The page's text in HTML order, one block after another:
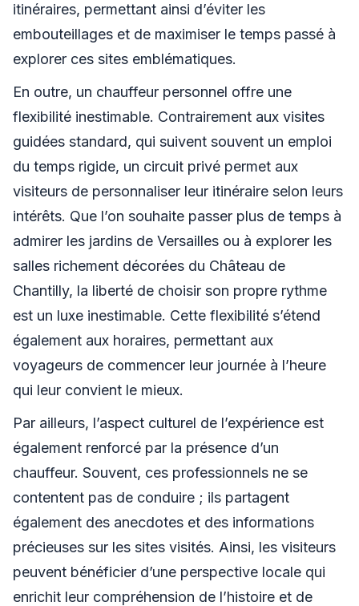
itinéraires, permettant ainsi d’éviter les
embouteillages et de maximiser le temps passé à
explorer ces sites emblématiques.
En outre, un chauffeur personnel offre une
flexibilité inestimable. Contrairement aux visites
guidées standard, qui suivent souvent un emploi
du temps rigide, un circuit privé permet aux
visiteurs de personnaliser leur itinéraire selon leurs
intérêts. Que l’on souhaite passer plus de temps à
admirer les jardins de Versailles ou à explorer les
salles richement décorées du Château de
Chantilly, la liberté de choisir son propre rythme
est un luxe inestimable. Cette flexibilité s’étend
également aux horaires, permettant aux
voyageurs de commencer leur journée à l’heure
qui leur convient le mieux.
Par ailleurs, l’aspect culturel de l’expérience est
également renforcé par la présence d’un
chauffeur. Souvent, ces professionnels ne se
contentent pas de conduire ; ils partagent
également des anecdotes et des informations
précieuses sur les sites visités. Ainsi, les visiteurs
peuvent bénéficier d’une perspective locale qui
enrichit leur compréhension de l’histoire et de